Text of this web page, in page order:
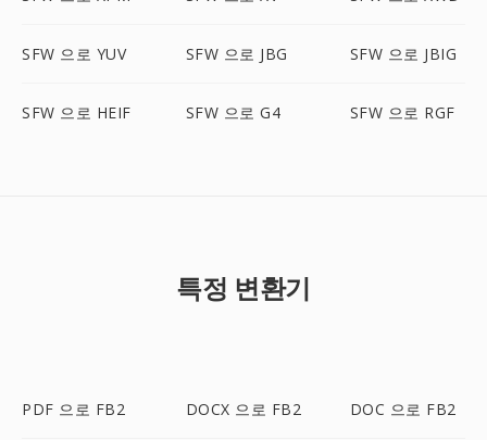
SFW 으로 YUV SFW 으로 JBG SFW 으로 JBIG
SFW 으로 HEIF SFW 으로 G4 SFW 으로 RGF
특정 변환기
PDF 으로 FB2 DOCX 으로 FB2 DOC 으로 FB2